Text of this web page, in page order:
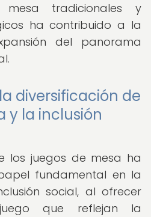
tradicionales y
ha contribuido a la
del panorama
diversificación de
y la inclusión
los juegos de mesa ha
fundamental en la
social, al ofrecer
que reflejan la